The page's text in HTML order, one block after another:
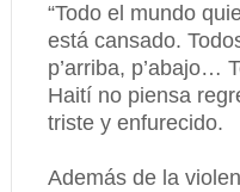
“Todo el mundo
está cansado.
p’arriba, p’abajo…
Haití no piensa
triste y enfurecido.
Además de la